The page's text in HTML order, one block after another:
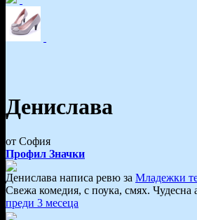
Денислава
от София
Профил Значки
Денислава написа ревю за Младежки
Свежа комедия, с поука, смях. Чудесна
преди 3 месеца